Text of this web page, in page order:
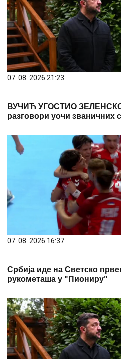
07. 08. 2026 21:23
ВУЧИЋ УГОСТИО
разговори уочи званичних
07. 08. 2026 16:37
Србија иде на Светско
рукометаша у "Пиониру"